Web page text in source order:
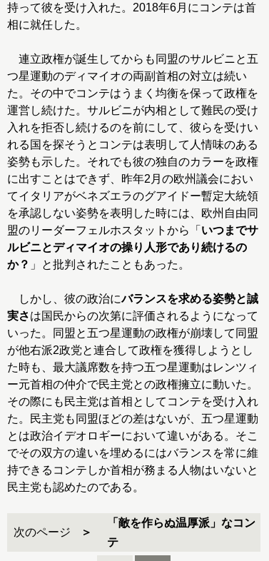
持って彼を受け入れた。2018年6月にコンテは首
相に就任した。
連立政権が誕生してからも同盟のサルビニと五
つ星運動のディマイオの両副首相の対立は続い
た。その中でコンテはうまく均衡を保って政権を
運営し続けた。サルビニが内相として難民の受け
入れを拒否し続けるのを前にして、彼らを受けい
れる国を探そうとコンテは表明して人情味のある
姿勢も示した。それでも彼の独自のカラーを政権
に出すことはできず、昨年2月の欧州議会におい
てイタリアがベネズエラのグアイドー暫定大統領
を承認しない姿勢を表明した時には、欧州自由同
盟のリーダーフェルホスタットから「 いつまでサ
ルビニとディマイオの操り人形であり続けるの
か？ 」と批判されたこともあった。
しかし、彼の政治にバランスを求める姿勢と誠
実さは国民からの次第に評価されるようになって
いった。同盟と五つ星運動の政権が崩壊して同盟
が他右派2政党と連合して政権を獲得しようとし
た時も、最大議席数を持つ五つ星運動はレンツィ
ー元首相の仲介で民主党との政権擁立に動いた。
その際にも民主党は首相としてコンテを受け入れ
た。民主党も同盟ほどの差はないが、五つ星運動
とは政治イデオロギーにおいて違いがある。そこ
でその双方の違いを埋めるにはバランスを常に維
持できるコンテしか首相が務まる人物はいないと
民主党も認めたのである。
次のページ
「敵を作らぬ温厚派」なコン
テ